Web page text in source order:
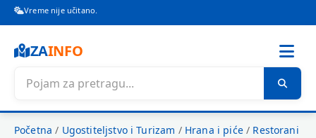
Vreme nije učitano.
ZAINFO
Početna / Ugostiteljstvo i Turizam / Hrana i piće/ Restorani